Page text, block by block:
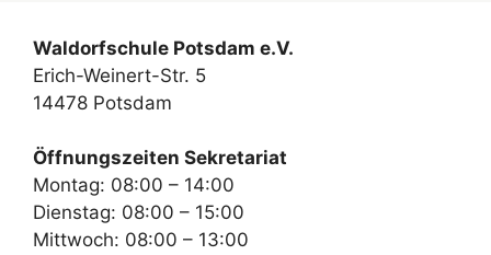
Waldorfschule Potsdam e.V.
Erich-Weinert-Str. 5
14478 Potsdam
Öffnungszeiten Sekretariat
Montag: 08:00 – 14:00
Dienstag: 08:00 – 15:00
Mittwoch: 08:00 – 13:00